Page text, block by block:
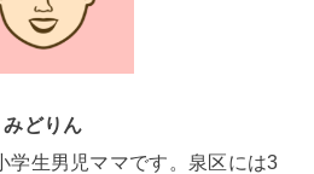
みどりん
学生男児ママです。泉区には3